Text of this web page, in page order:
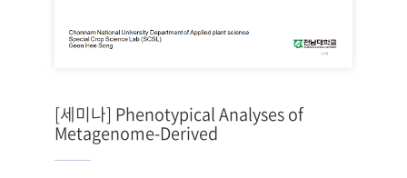
[세미나] Phenotypical Analyses of
Metagenome-Derived